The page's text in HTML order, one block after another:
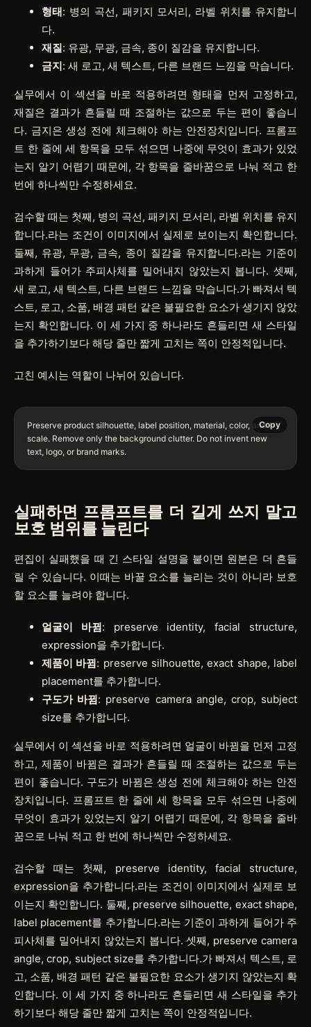
형태: 병의 곡선, 패키지 모서리, 라벨 위치를 유지합니
다.
재질: 유광, 무광, 금속, 종이 질감을 유지합니다.
금지: 새 로고, 새 텍스트, 다른 브랜드 느낌을 막습니다.
실무에서 이 섹션을 바로 적용하려면 형태을 먼저 고정하고,
재질은 결과가 흔들릴 때 조절하는 값으로 두는 편이 좋습니
다. 금지은 생성 전에 체크해야 하는 안전장치입니다. 프롬프
트 한 줄에 세 항목을 모두 섞으면 나중에 무엇이 효과가 있었
는지 알기 어렵기 때문에, 각 항목을 줄바꿈으로 나눠 적고 한
번에 하나씩만 수정하세요.
검수할 때는 첫째, 병의 곡선, 패키지 모서리, 라벨 위치를 유지
합니다.라는 조건이 이미지에서 실제로 보이는지 확인합니다.
둘째, 유광, 무광, 금속, 종이 질감을 유지합니다.라는 기준이
과하게 들어가 주피사체를 밀어내지 않았는지 봅니다. 셋째,
새 로고, 새 텍스트, 다른 브랜드 느낌을 막습니다.가 빠져서 텍
스트, 로고, 소품, 배경 패턴 같은 불필요한 요소가 생기지 않았
는지 확인합니다. 이 세 가지 중 하나라도 흔들리면 새 스타일
을 추가하기보다 해당 줄만 짧게 고치는 쪽이 안정적입니다.
고친 예시는 역할이 나뉘어 있습니다.
Preserve product silhouette, label position, material, color, and
scale. Remove only the background clutter. Do not invent new
Copy
실패하면 프롬프트를 더 길게 쓰지 말고
보호 범위를 늘린다
편집이 실패했을 때 긴 스타일 설명을 붙이면 원본은 더 흔들
릴 수 있습니다. 이때는 바꿀 요소를 늘리는 것이 아니라 보호
할 요소를 늘려야 합니다.
얼굴이 바뀜: preserve identity, facial structure,
expression을 추가합니다.
제품이 바뀜: preserve silhouette, exact shape, label
placement를 추가합니다.
구도가 바뀜: preserve camera angle, crop, subject
size를 추가합니다.
실무에서 이 섹션을 바로 적용하려면 얼굴이 바뀜을 먼저 고정
하고, 제품이 바뀜은 결과가 흔들릴 때 조절하는 값으로 두는
편이 좋습니다. 구도가 바뀜은 생성 전에 체크해야 하는 안전
장치입니다. 프롬프트 한 줄에 세 항목을 모두 섞으면 나중에
무엇이 효과가 있었는지 알기 어렵기 때문에, 각 항목을 줄바
꿈으로 나눠 적고 한 번에 하나씩만 수정하세요.
검수할 때는 첫째, preserve identity, facial structure,
expression을 추가합니다.라는 조건이 이미지에서 실제로 보
이는지 확인합니다. 둘째, preserve silhouette, exact shape,
label placement를 추가합니다.라는 기준이 과하게 들어가 주
피사체를 밀어내지 않았는지 봅니다. 셋째, preserve camera
angle, crop, subject size를 추가합니다.가 빠져서 텍스트, 로
고, 소품, 배경 패턴 같은 불필요한 요소가 생기지 않았는지 확
인합니다. 이 세 가지 중 하나라도 흔들리면 새 스타일을 추가
하기보다 해당 줄만 짧게 고치는 쪽이 안정적입니다.